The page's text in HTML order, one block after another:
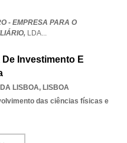
- EMPRESA PARA O
LDA...
Investimento E
LISBOA, LISBOA
das ciências físicas e